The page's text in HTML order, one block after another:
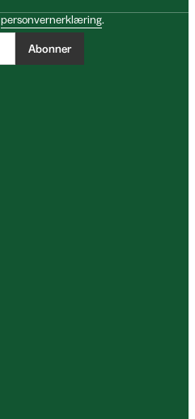
personvernerklæring.
Abonner